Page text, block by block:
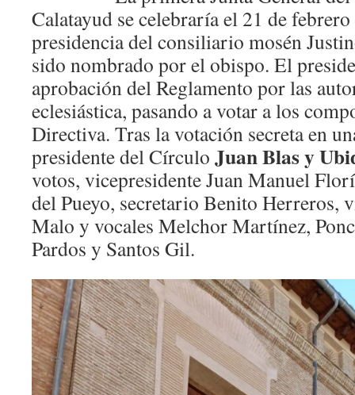
Calatayud se celebraría el 21 de
presidencia del consiliario mosén
sido nombrado por el obispo. El
aprobación del Reglamento por las
eclesiástica, pasando a votar a los
Directiva. Tras la votación secreta en
presidente del Círculo Juan Blas y
votos, vicepresidente Juan Manuel
del Pueyo, secretario Benito Herreros,
Malo y vocales Melchor Martínez,
Pardos y Santos Gil.